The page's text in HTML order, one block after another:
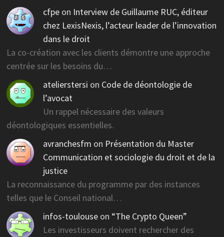
cfpe on Interview de Guillaume RUC, éditeur
chez LexisNexis, l’acteur leader de l’innovation
dans le droit
La co-création avec les clients démontre une approche
centrée sur les besoins du…
atelierstersi on Code de déontologie de
l’avocat
Un rappel nécessaire des valeurs
déontologiques essentielles.
avranchesfm on Présentation du Master
Communication et sociologie du droit et de la
justice
La reconnaissance du programme par des instances
telles que le Conseil national…
infos-toulouse on “The Crypto Queen”
Les investisseurs doivent rechercher des